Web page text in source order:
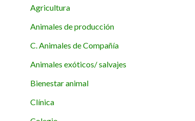
Agricultura
Animales de producción
C. Animales de Compañía
Animales exóticos/ salvajes
Bienestar animal
Clínica